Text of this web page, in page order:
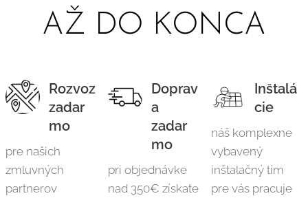
AŽ DO KONCA
Rozvoz
zadar
mo
pre našich
zmluvných
partnerov
Doprav
a
zadar
mo
pri objednávke
nad 350€ získate
Inštalá
cie
náš komplexne
vybavený
inštalačný tím
pre vás pracuje